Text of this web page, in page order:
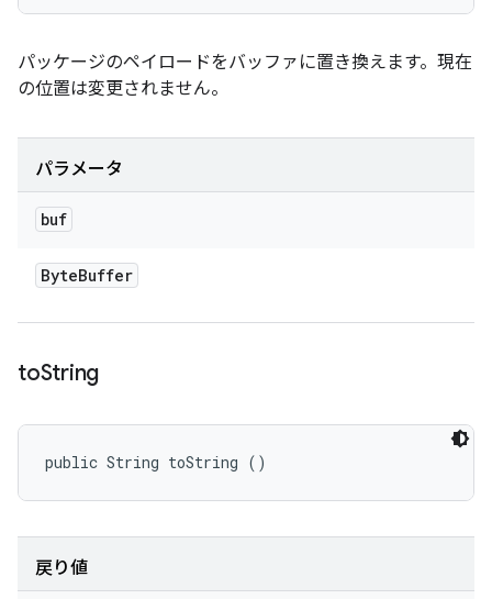
パッケージのペイロードをバッファに置き換えます。現在
の位置は変更されません。
パラメータ
buf
ByteBuffer
toString
public String toString ()
戻り値